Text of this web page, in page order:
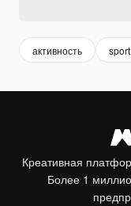
активность
Креативная
Более 1